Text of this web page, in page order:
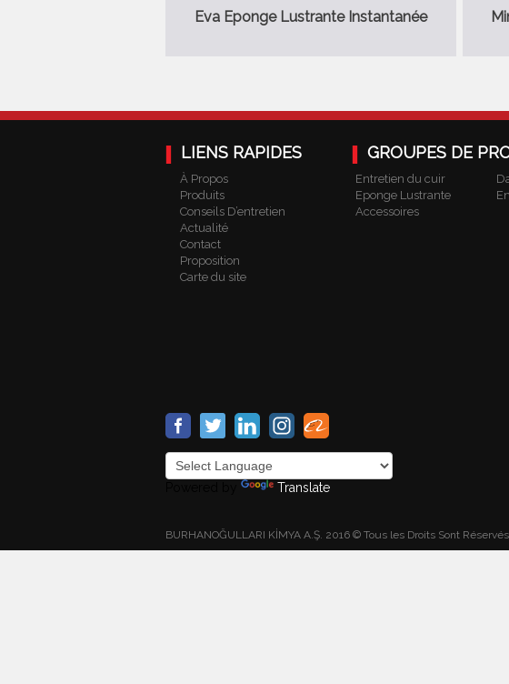
Eva Eponge Lustrante Instantanée
LIENS RAPIDES
À Propos
Produits
Conseils D’entretien
Actualité
Contact
Proposition
Carte du site
GROUPES DE
Entretien du cuir
Eponge Lustrante
Accessoires
Translate
BURHANOĞULLARI KİMYA A.Ş. 2016 © Tous les Droits Sont